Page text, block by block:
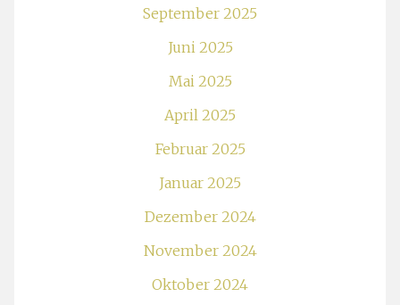
Dezember 2024
November 2024
Oktober 2024
September 2024
August 2024
Juni 2024
März 2024
Februar 2024
Januar 2024